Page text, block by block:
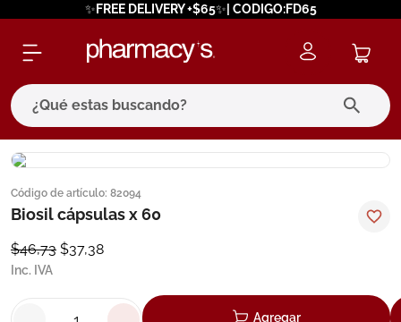
✨FREE DELIVERY +$65✨| CODIGO:FD65
¿Qué estas buscando?
Código de artículo: 82094
Biosil cápsulas x 60
$46,73 $37,38
Inc. IVA
Agregar
términos más buscados
1. eucerin
3 . bioderma